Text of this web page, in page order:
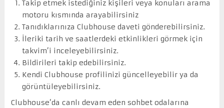
Takip etmek istediğiniz kişileri veya konuları arama
motoru kısmında arayabilirsiniz
Tanıdıklarınıza Clubhouse daveti gönderebilirsiniz.
İleriki tarih ve saatlerdeki etkinlikleri görmek için
takvim’i inceleyebilirsiniz.
Bildirileri takip edebilirsiniz.
Kendi Clubhouse profilinizi güncelleyebilir ya da
görüntüleyebilirsiniz.
Clubhouse’da canlı devam eden sohbet odalarına